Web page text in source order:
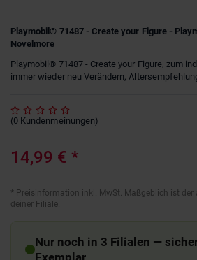
Playmobil® 71487 - Create your Figure -
Novelmore
Playmobil® 71487 - Create your Figure, zum
immer wieder neu Verändern,
(0 Kundenmeinungen)
14,99 € *
* Preisinformation inkl. MwSt. Maßgeblich ist der
deiner Filiale.
Nur noch in 3 Filialen —
Exemplar